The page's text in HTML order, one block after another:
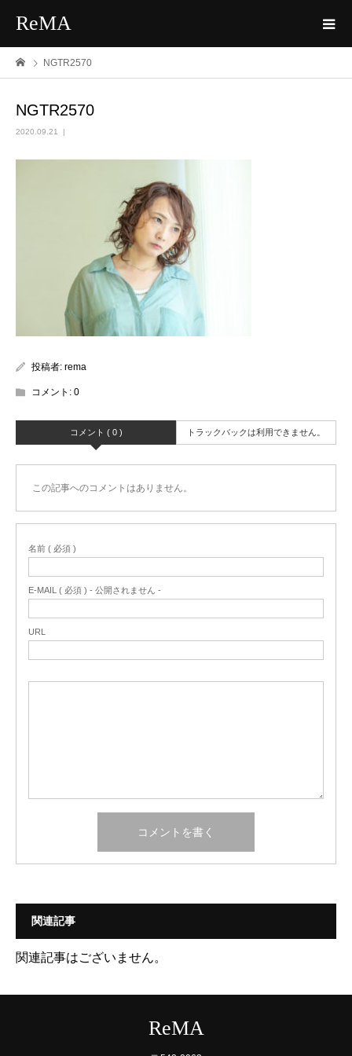
ReMA
NGTR2570
NGTR2570
2020.09.21
投稿者: rema
コメント: 0
コメント ( 0 ) トラックバックは利用できません。
この記事へのコメントはありません。
名前 ( 必須 )
E-MAIL ( 必須 ) - 公開されません -
URL
関連記事
関連記事はございません。
ReMA